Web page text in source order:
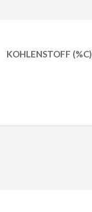
KOHLENSTOFF (%C)